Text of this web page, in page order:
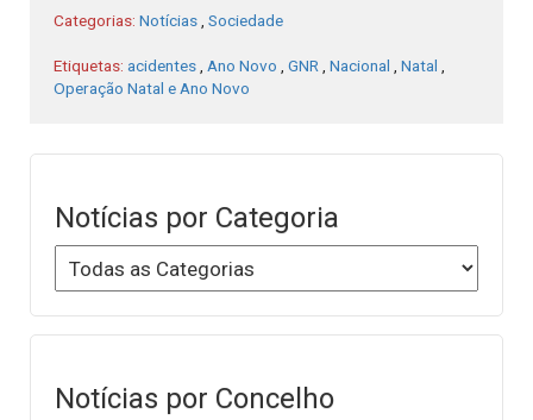
Categorias: Notícias Sociedade
Etiquetas: acidentes Ano Novo GNR Nacional Natal
Operação Natal e Ano Novo
Notícias por Categoria
Notícias por Concelho